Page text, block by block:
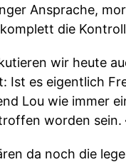
Ansprache,
die
wir heute
Ist es eigentlich
Lou wie immer
worden sein.
da noch die